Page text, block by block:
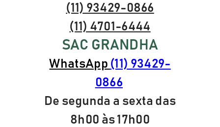
(11) 93429-0866
(11) 4701-6444
SAC GRANDHA
WhatsApp (11) 93429-
0866
De segunda a sexta das
8h00 às 17h00